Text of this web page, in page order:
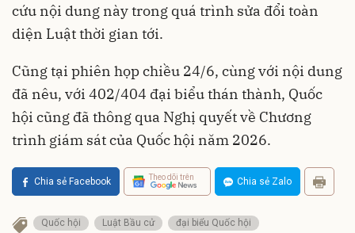
cứu nội dung này trong quá trình sửa đổi toàn
diện Luật thời gian tới.
Cũng tại phiên họp chiều 24/6, cùng với nội dung
đã nêu, với 402/404 đại biểu thán thành, Quốc
hội cũng đã thông qua Nghị quyết về Chương
trình giám sát của Quốc hội năm 2026.
Chia sẻ Facebook Theo dõi trên Chia sẻ Zalo
Quốc hội Luật Bầu cử đại biểu Quốc hội